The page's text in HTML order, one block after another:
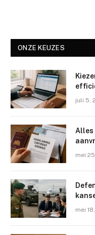
ONZE KEUZES
juli 5,
Alles
mei
mei